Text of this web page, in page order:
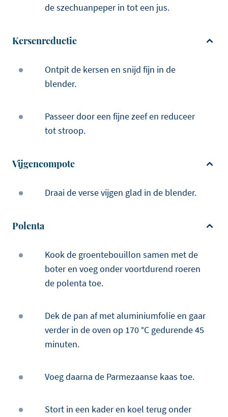
de szechuanpeper in tot een jus.
Kersenreductie
Ontpit de kersen en snijd fijn in de
blender.
Passeer door een fijne zeef en reduceer
tot stroop.
Vijgencompote
Draai de verse vijgen glad in de blender.
Polenta
Kook de groentebouillon samen met de
boter en voeg onder voortdurend roeren
de polenta toe.
Dek de pan af met aluminiumfolie en gaar
verder in de oven op 170 °C gedurende 45
minuten.
Voeg daarna de Parmezaanse kaas toe.
Stort in een kader en koel terug onder